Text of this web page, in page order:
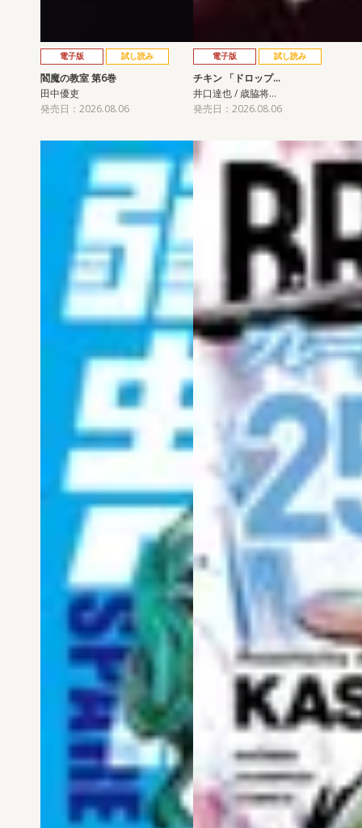
電子版 試し読み
閻魔の教室 第6巻
田中優吏
発売日：2026.08.06
電子版 試し読み
チキン 「ドロップ…
井口達也 / 歳脇将…
発売日：2026.08.06